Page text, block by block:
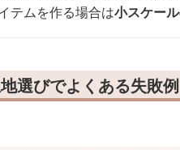
テムを作る場合は小スケー
選びでよくある失敗例